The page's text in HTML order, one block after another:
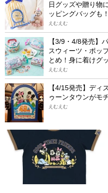
日グッズや贈り物
ッピングバッグも！
えむえむ
【3/9・4/8発売】
スウィーツ・ポッ
とめ！身に着けグ
場！
えむえむ
【4/15発売】ディ
ゥーンタウンがモ
えむえむ